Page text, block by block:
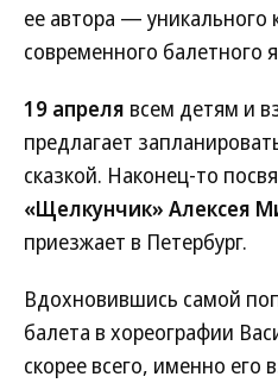
ее автора — уникального
современного балетного
19 апреля всем детям и
предлагает
сказкой. Наконец-то
«Щелкунчик» Алексея
приезжает в Петербург.
Вдохновившись самой
балета в хореографии
скорее всего, именно его